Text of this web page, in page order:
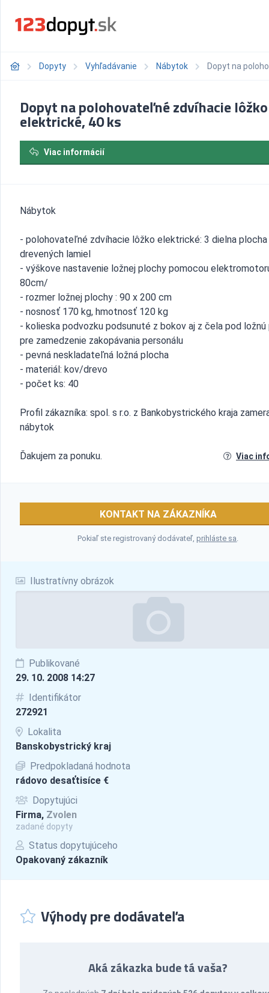
Dopyty Vyhľadávanie Nábytok Dopyt na
Ilustratívny obrázok
Publikované
29. 10. 2008 14:27
Identifikátor
272921
Lokalita
Banskobystrický kraj
Predpokladaná hodnota
rádovo desaťtisíce €
Dopytujúci
Firma, Zvolen
zadané dopyty
Status dopytujúceho
Opakovaný zákazník
Dopyt na polohovateľné zdvíhacie lôžko
elektrické, 40 ks
Viac informácií
Nábytok
- polohovateľné zdvíhacie lôžko elektrické: 3 dielna plocha
drevených lamiel
- výškove nastavenie ložnej plochy pomocou
80cm/
- rozmer ložnej plochy : 90 x 200 cm
- nosnosť 170 kg, hmotnosť 120 kg
- kolieska podvozku podsunuté z bokov aj z čela pod ložnú
pre zamedzenie zakopávania personálu
- pevná neskladateľná ložná plocha
- materiál: kov/drevo
- počet ks: 40
Profil zákazníka: spol. s r.o. z Bankobystrického kraja
nábytok
Ďakujem za ponuku. Viac
KONTAKT NA ZÁKAZNÍKA
Pokiaľ ste registrovaný dodávateľ,prihláste sa.
Výhody pre dodávateľa
Aká zákazka bude tá vaša?